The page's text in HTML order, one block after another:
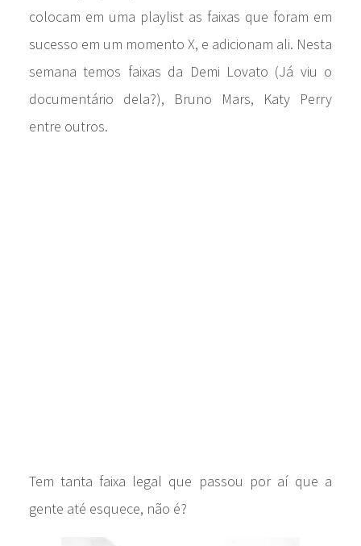
colocam em uma playlist as faixas que foram em
sucesso em um momento X, e adicionam ali. Nesta
semana temos faixas da Demi Lovato (Já viu o
documentário dela?), Bruno Mars, Katy Perry
entre outros.
Tem tanta faixa legal que passou por aí que a
gente até esquece, não é?